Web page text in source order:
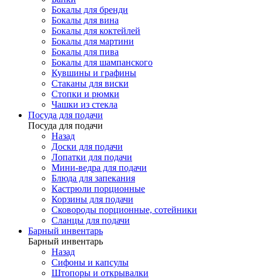
Бокалы для бренди
Бокалы для вина
Бокалы для коктейлей
Бокалы для мартини
Бокалы для пива
Бокалы для шампанского
Кувшины и графины
Стаканы для виски
Стопки и рюмки
Чашки из стекла
Посуда для подачи
Посуда для подачи
Назад
Доски для подачи
Лопатки для подачи
Мини-ведра для подачи
Блюда для запекания
Кастрюли порционные
Корзины для подачи
Сковороды порционные, сотейники
Сланцы для подачи
Барный инвентарь
Барный инвентарь
Назад
Сифоны и капсулы
Штопоры и открывалки